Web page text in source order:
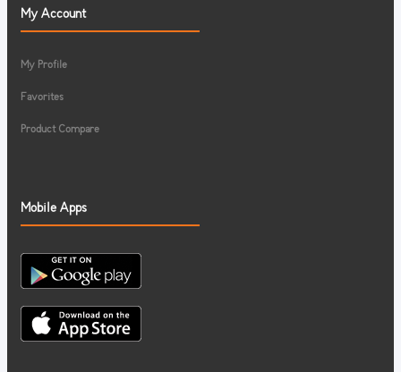
My Account
My Profile
Favorites
Product Compare
Mobile Apps